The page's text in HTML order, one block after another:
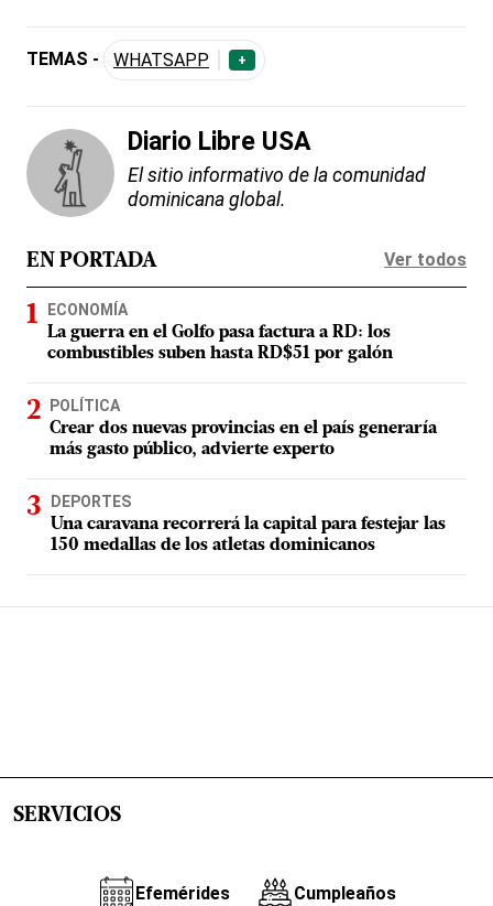
TEMAS - WHATSAPP +
Diario Libre USA
El sitio informativo de la comunidad
dominicana global.
EN PORTADA Ver todos
ECONOMÍA
La guerra en el Golfo pasa factura a RD: los
combustibles suben hasta RD$51 por galón
POLÍTICA
Crear dos nuevas provincias en el país generaría
más gasto público, advierte experto
DEPORTES
Una caravana recorrerá la capital para festejar las
150 medallas de los atletas dominicanos
SERVICIOS
Efemérides Cumpleaños